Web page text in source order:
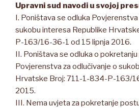
Upravni sud navodi u svojoj
I. Poništava se odluka
sukobu interesa Republike
P-163/16-36-1 od 15 lipnja 2016.
II. Poništava se odluka o
Povjerenstva za odlučivanje o
Hrvatske Broj: 711-1-834-P-163/
2015.
III. Nema uvjeta za pokretanje